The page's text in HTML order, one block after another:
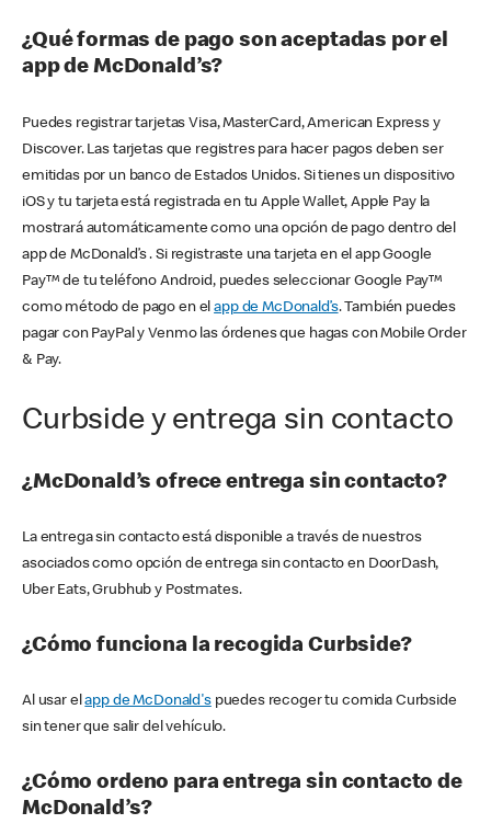
¿Qué formas de pago son aceptadas por el
app de McDonald’s?
Puedes registrar tarjetas Visa, MasterCard, American Express y
Discover. Las tarjetas que registres para hacer pagos deben ser
emitidas por un banco de Estados Unidos. Si tienes un dispositivo
iOS y tu tarjeta está registrada en tu Apple Wallet, Apple Pay la
mostrará automáticamente como una opción de pago dentro del
app de McDonald’s . Si registraste una tarjeta en el app Google
Pay™ de tu teléfono Android, puedes seleccionar Google Pay™
como método de pago en elapp de McDonald’s. También puedes
pagar con PayPal y Venmo las órdenes que hagas con Mobile Order
& Pay.
Curbside y entrega sin contacto
¿McDonald’s ofrece entrega sin contacto?
La entrega sin contacto está disponible a través de nuestros
asociados como opción de entrega sin contacto en DoorDash,
Uber Eats, Grubhub y Postmates.
¿Cómo funciona la recogida Curbside?
Al usar elapp de McDonald'spuedes recoger tu comida Curbside
sin tener que salir del vehículo.
¿Cómo ordeno para entrega sin contacto de
McDonald’s?